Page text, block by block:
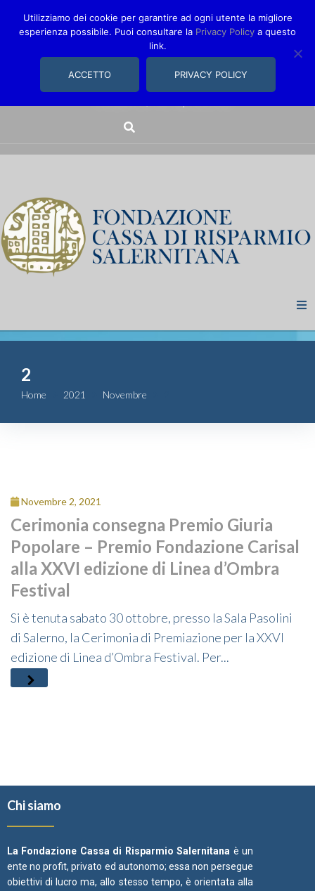
comunica@fondazionecarisal.it089 230611
Fondazione
Attività
Contributi
Complesso
San Michele
Contatti
2
Home 2021 Novembre
Novembre 2, 2021
Cerimonia consegna Premio Giuria
Popolare – Premio Fondazione Carisal
alla XXVI edizione di Linea d’Ombra
Festival
Si è tenuta sabato 30 ottobre, presso la Sala Pasolini
di Salerno, la Cerimonia di Premiazione per la XXVI
edizione di Linea d’Ombra Festival. Per...
Chi siamo
La Fondazione Cassa di Risparmio Salernitana è un
ente no profit, privato ed autonomo; essa non persegue
obiettivi di lucro ma, allo stesso tempo, è orientata alla
Utilizziamo dei cookie per garantire ad ogni utente la migliore
esperienza possibile. Puoi consultare la Privacy Policy a questo
link.
ACCETTO PRIVACY POLICY